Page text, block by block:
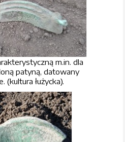
m.in. dla
patyną, datowany
(kultura łużycka).